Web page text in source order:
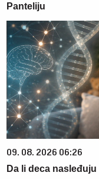
Panteliju
09. 08. 2026 06:26
Da li deca